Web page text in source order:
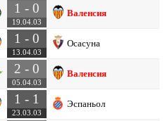
1 - 0
19.04.03
Валенсия
1 - 0
13.04.03
Осасуна
2 - 0
05.04.03
Валенсия
1 - 1
23.03.03
Эспаньол